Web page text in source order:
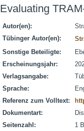
Evaluating
Autor(en):
Tübinger Autor(en):
Sonstige Beteiligte:
Erscheinungsjahr:
Verlagsangabe:
Sprache:
Referenz zum Volltext:
Dokumentart:
Seitenzahl:
1